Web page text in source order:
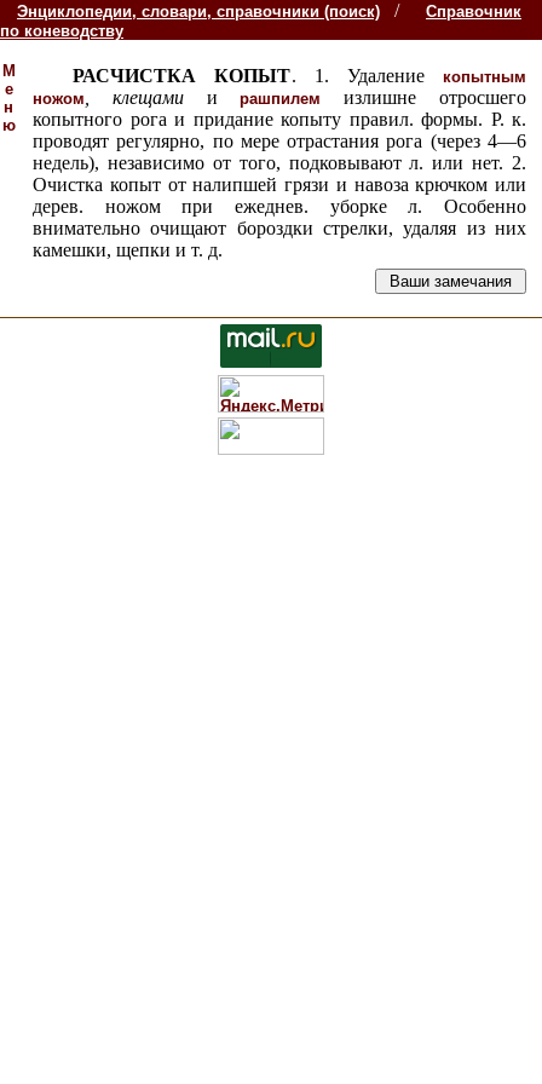
Энциклопедии, словари, справочники (поиск) /
Справочник
по коневодству
М
е
н
ю
РАСЧИСТКА КОПЫТ. 1. Удалениекопытным
ножом
клещамиирашпилем
излишне отросшего
копытного рога и придание копыту правил. формы. Р. к.
проводят регулярно, по мере отрастания рога (через 4—6
недель), независимо от того, подковывают л. или нет. 2.
Очистка копыт от налипшей грязи и навоза крючком или
дерев. ножом при ежеднев. уборке л. Особенно
внимательно очищают бороздки стрелки, удаляя из них
камешки, щепки и т. д.